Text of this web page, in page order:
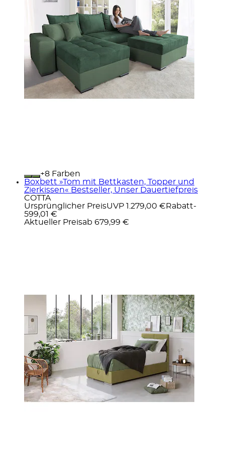
+
Farben
Boxbett »Tom mit Bettkasten, Topper und
Zierkissen« Bestseller, Unser Dauertiefpreis
COTTA
Ursprünglicher PreisUVP 1.279,00 € Rabatt-
599,01 €
Aktueller Preisab 679,99 €